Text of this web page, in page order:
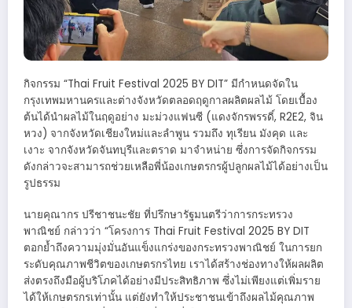
กิจกรรม “Thai Fruit Festival 2025 BY DIT” มีกำหนดจัดใน
กรุงเทพมหานครและต่างจังหวัดตลอดฤดูกาลผลิตผลไม้ โดยเบื้อง
ต้นได้นำผลไม้ในฤดูอย่าง มะม่วงแฟนซี (แดงจักรพรรดิ์, R2E2, จิน
หวง) จากจังหวัดเชียงใหม่และลำพูน รวมถึง ทุเรียน มังคุด และ
เงาะ จากจังหวัดจันทบุรีและตราด มาจำหน่าย ซึ่งการจัดกิจกรรม
ดังกล่าวจะสามารถช่วยเหลือพี่น้องเกษตรกรผู้ปลูกผลไม้ได้อย่างเป็น
รูปธรรม
นายคุณากร ปรีชาชนะชัย ที่ปรึกษารัฐมนตรีว่าการกระทรวง
พาณิชย์ กล่าวว่า “โครงการ Thai Fruit Festival 2025 BY DIT
ตอกย้ำถึงความมุ่งมั่นอันแข็งแกร่งของกระทรวงพาณิชย์ ในการยก
ระดับคุณภาพชีวิตของเกษตรกรไทย เราได้สร้างช่องทางให้ผลผลิต
ส่งตรงถึงมือผู้บริโภคได้อย่างมีประสิทธิภาพ ซึ่งไม่เพียงแต่เพิ่มราย
ได้ให้เกษตรกรเท่านั้น แต่ยังทำให้ประชาชนเข้าถึงผลไม้คุณภาพ